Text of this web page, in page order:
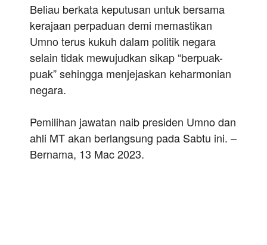
Beliau berkata keputusan untuk bersama
kerajaan perpaduan demi memastikan
Umno terus kukuh dalam politik negara
selain tidak mewujudkan sikap “berpuak-
puak” sehingga menjejaskan keharmonian
negara.
Pemilihan jawatan naib presiden Umno dan
ahli MT akan berlangsung pada Sabtu ini. –
Bernama, 13 Mac 2023.